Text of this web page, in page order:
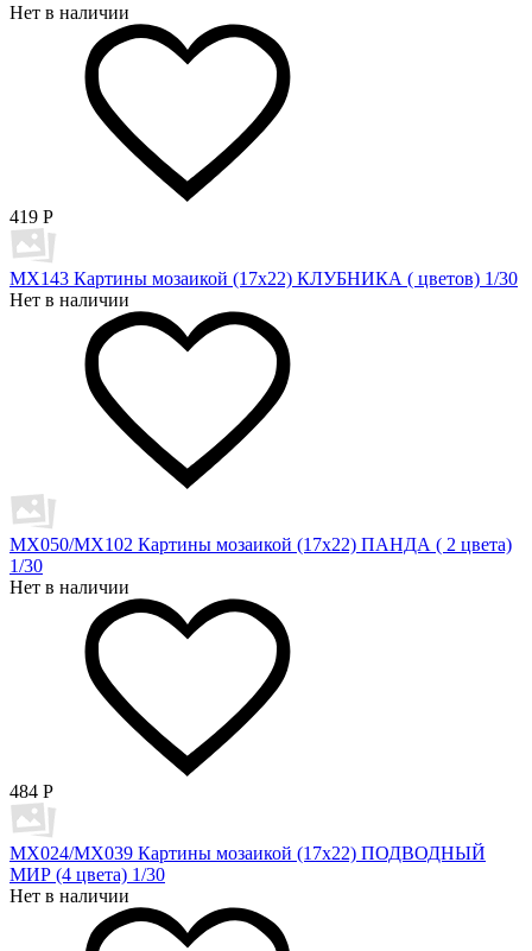
Нет в наличии
419 Р
MX143 Картины мозаикой (17х22) КЛУБНИКА ( цветов) 1/30
Нет в наличии
MX050/MX102 Картины мозаикой (17х22) ПАНДА ( 2 цвета)
1/30
Нет в наличии
484 Р
MX024/MX039 Картины мозаикой (17х22) ПОДВОДНЫЙ
МИР (4 цвета) 1/30
Нет в наличии